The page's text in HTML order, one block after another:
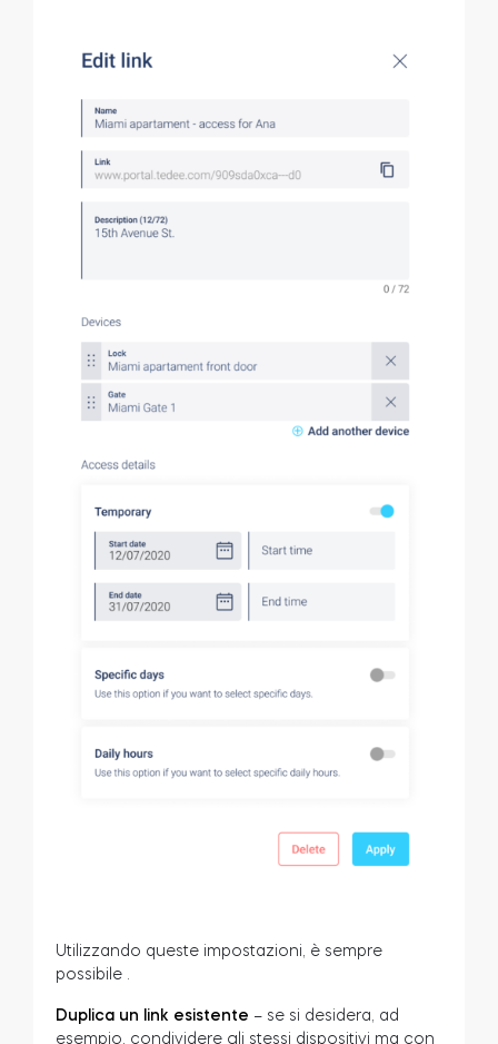
Utilizzando queste impostazioni, è sempre
possibile
Duplica un link esistente – se si desidera, ad
esempio, condividere gli stessi dispositivi ma con